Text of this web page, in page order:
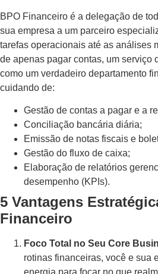
BPO Financeiro é a delegação de
sua empresa a um parceiro
tarefas operacionais até as análises
de apenas pagar contas, um serviço
como um verdadeiro departamento
cuidando de:
Gestão de contas a pagar e a
Conciliação bancária diária;
Emissão de notas fiscais e
Gestão do fluxo de caixa;
Elaboração de relatórios
desempenho (KPIs).
5 Vantagens
Financeiro
Foco Total no Seu Core
rotinas financeiras, você e sua